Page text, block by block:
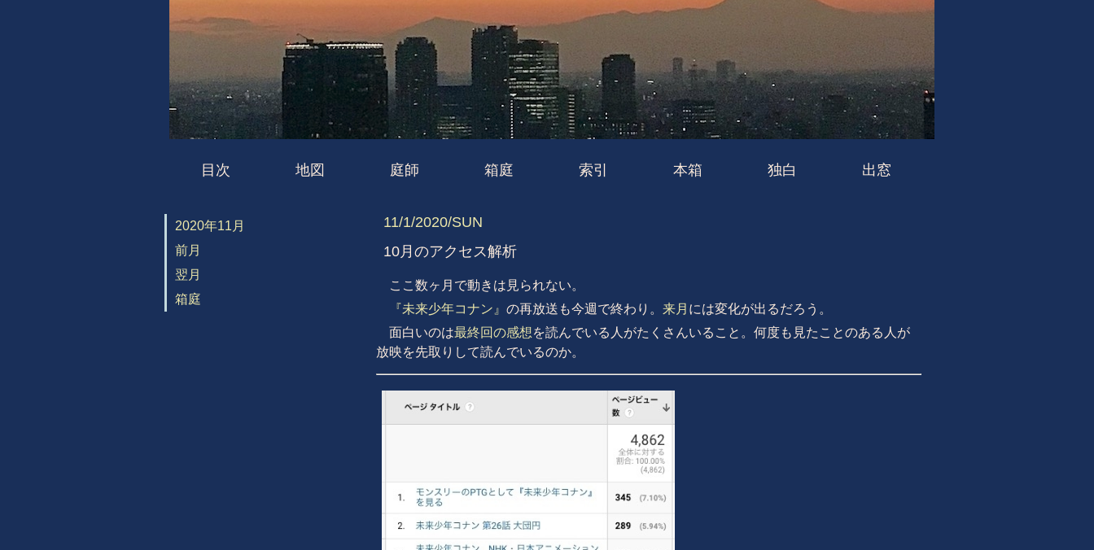
目次 地図 庭師 箱庭 索引 本箱 独白 出窓
2020年11月
前月
翌月
箱庭
11/1/2020/SUN
10月のアクセス解析
ここ数ヶ月で動きは見られない。
『未来少年コナン』 の再放送も今週で終わり。 来月 には変化が出るだろう。
面白いのは最終回の感想を読んでいる人がたくさんいること。何度も見たことのある人が
放映を先取りして読んでいるのか。